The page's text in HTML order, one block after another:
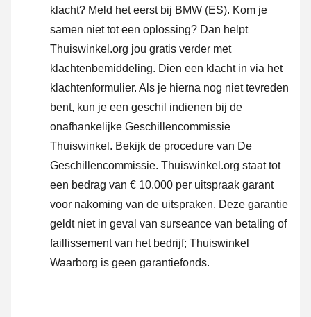
klacht? Meld het eerst bij BMW (ES). Kom je
samen niet tot een oplossing? Dan helpt
Thuiswinkel.org jou gratis verder met
klachtenbemiddeling. Dien een klacht in via het
klachtenformulier. Als je hierna nog niet tevreden
bent, kun je een geschil indienen bij de
onafhankelijke Geschillencommissie
Thuiswinkel. Bekijk de procedure van De
Geschillencommissie. Thuiswinkel.org staat tot
een bedrag van € 10.000 per uitspraak garant
voor nakoming van de uitspraken. Deze garantie
geldt niet in geval van surseance van betaling of
faillissement van het bedrijf; Thuiswinkel
Waarborg is geen garantiefonds.